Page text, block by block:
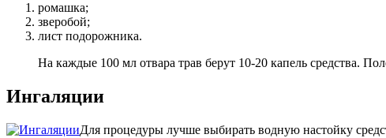
ромашка;
зверобой;
лист подорожника.
На каждые 100 мл отвара трав берут 10-20 капель средства.
Ингаляции
Для процедуры лучше выбирать водную настойку